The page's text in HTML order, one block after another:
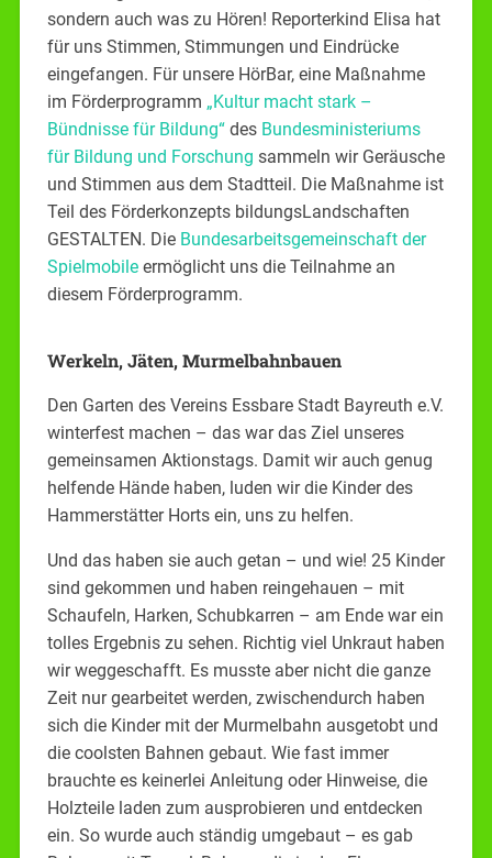
sondern auch was zu Hören! Reporterkind Elisa hat
für uns Stimmen, Stimmungen und Eindrücke
eingefangen. Für unsere HörBar, eine Maßnahme
im Förderprogramm „Kultur macht stark –
Bündnisse für Bildung“des Bundesministeriums
für Bildung und Forschung sammeln wir Geräusche
und Stimmen aus dem Stadtteil. Die Maßnahme ist
Teil des Förderkonzepts bildungsLandschaften
GESTALTEN. Die Bundesarbeitsgemeinschaft der
Spielmobileermöglicht uns die Teilnahme an
diesem Förderprogramm.
Werkeln, Jäten, Murmelbahnbauen
Den Garten des Vereins Essbare Stadt Bayreuth e.V.
winterfest machen – das war das Ziel unseres
gemeinsamen Aktionstags. Damit wir auch genug
helfende Hände haben, luden wir die Kinder des
Hammerstätter Horts ein, uns zu helfen.
Und das haben sie auch getan – und wie! 25 Kinder
sind gekommen und haben reingehauen – mit
Schaufeln, Harken, Schubkarren – am Ende war ein
tolles Ergebnis zu sehen. Richtig viel Unkraut haben
wir weggeschafft. Es musste aber nicht die ganze
Zeit nur gearbeitet werden, zwischendurch haben
sich die Kinder mit der Murmelbahn ausgetobt und
die coolsten Bahnen gebaut. Wie fast immer
brauchte es keinerlei Anleitung oder Hinweise, die
Holzteile laden zum ausprobieren und entdecken
ein. So wurde auch ständig umgebaut – es gab